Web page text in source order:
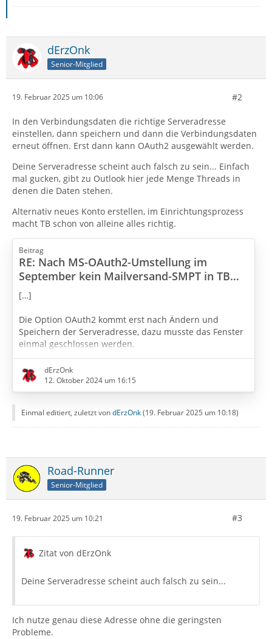
dErzOnk
Senior-Mitglied
19. Februar 2025 um 10:06 #2
In den Verbindungsdaten die richtige Serveradresse
einstellen, dann speichern und dann die Verbindungsdaten
erneut öffnen. Erst dann kann OAuth2 ausgewählt werden.
Deine Serveradresse scheint auch falsch zu sein... Einfach
mal gucken, gibt zu Outlook hier jede Menge Threads in
denen die Daten stehen.
Alternativ neues Konto erstellen, im Einrichtungsprozess
macht TB schon von alleine alles richtig.
Beitrag
RE: Nach MS-OAuth2-Umstellung im
September kein Mailversand-SMPT in TB
möglich
[…]
Die Option OAuth2 kommt erst nach Ändern und
Speichern der Serveradresse, dazu musste das Fenster
einmal geschlossen werden.
[…]
Gibt es jetzt mehrere SMTP? Einmal überprüfen und
erneuern.
dErzOnk
12. Oktober 2024 um 16:15
Einmal editiert, zuletzt vondErzOnk(19. Februar 2025 um 10:18)
Road-Runner
Senior-Mitglied
19. Februar 2025 um 10:21 #3
Zitat von dErzOnk
Deine Serveradresse scheint auch falsch zu sein...
Ich nutze genau diese Adresse ohne die geringsten
Probleme.